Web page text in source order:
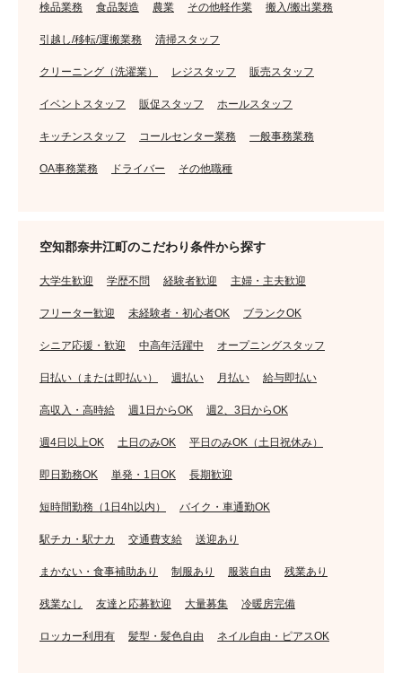
検品業務 食品製造 農業 その他軽作業 搬入/搬出業務
引越し/移転/運搬業務 清掃スタッフ
クリーニング（洗濯業） レジスタッフ 販売スタッフ
イベントスタッフ 販促スタッフ ホールスタッフ
キッチンスタッフ コールセンター業務 一般事務業務
OA事務業務 ドライバー その他職種
空知郡奈井江町のこだわり条件から探す
大学生歓迎 学歴不問 経験者歓迎 主婦・主夫歓迎
フリーター歓迎 未経験者・初心者OK ブランクOK
シニア応援・歓迎 中高年活躍中 オープニングスタッフ
日払い（または即払い） 週払い 月払い 給与即払い
高収入・高時給 週1日からOK 週2、3日からOK
週4日以上OK 土日のみOK 平日のみOK（土日祝休み）
即日勤務OK 単発・1日OK 長期歓迎
短時間勤務（1日4h以内） バイク・車通勤OK
駅チカ・駅ナカ 交通費支給 送迎あり
まかない・食事補助あり 制服あり 服装自由 残業あり
残業なし 友達と応募歓迎 大量募集 冷暖房完備
ロッカー利用有 髪型・髪色自由 ネイル自由・ピアスOK